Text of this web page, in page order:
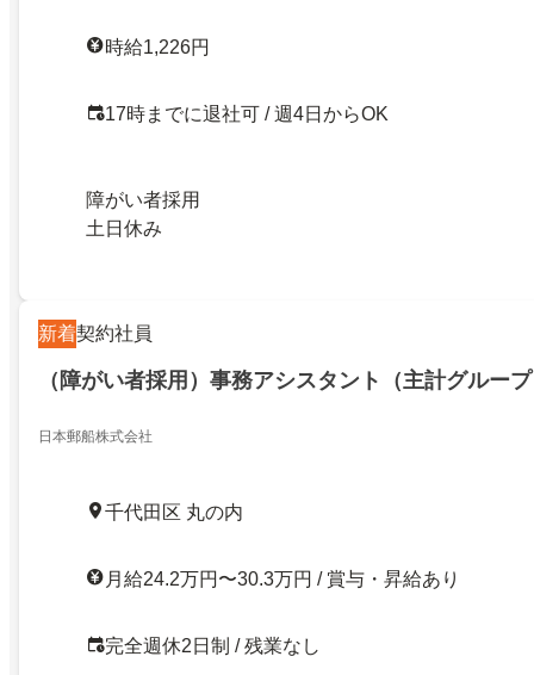
時給1,226円
17時までに退社可 / 週4日からOK
障がい者採用
土日休み
新着契約社員
（障がい者採用）事務アシスタント（主計グルー
日本郵船株式会社
千代田区 丸の内
月給24.2万円〜30.3万円 / 賞与・昇給あり
完全週休2日制 / 残業なし